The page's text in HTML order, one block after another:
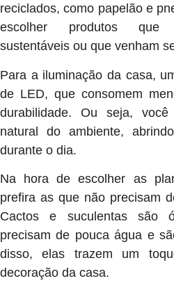
reciclados, como papelão e
escolher produtos que
sustentáveis ou que venham
Para a iluminação da casa,
de LED, que consomem
durabilidade. Ou seja,
natural do ambiente,
durante o dia.
Na hora de escolher as
prefira as que não precisam
Cactos e suculentas são
precisam de pouca água e
disso, elas trazem um
decoração da casa.